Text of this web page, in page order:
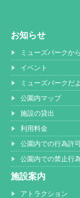
お知らせ
ミューズパークか
イベント
ミューズパークだ
公園内マップ
施設の貸出
利用料金
公園内での行為許
公園内での禁止行
施設案内
アトラクション